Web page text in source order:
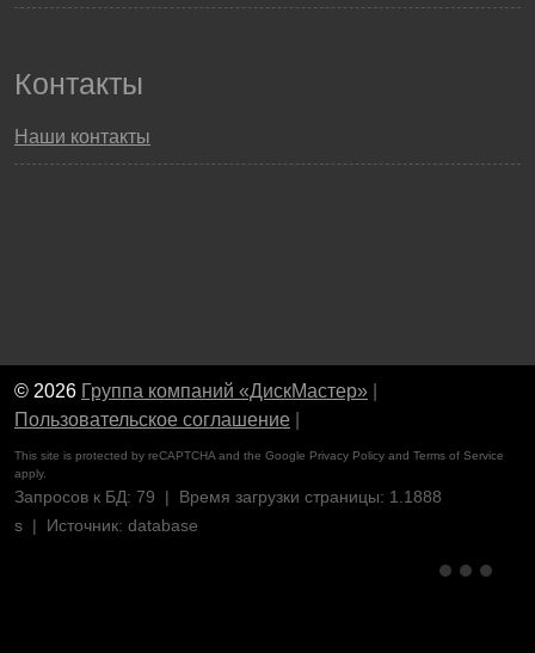
Контакты
Наши контакты
© 2026 Группа компаний «ДискМастер»
Пользовательское соглашение
This site is protected by reCAPTCHA and the Google Privacy Policy and Terms of Service
apply.
Запросов к БД: 79 | Время загрузки страницы: 1.1888
s | Источник: database